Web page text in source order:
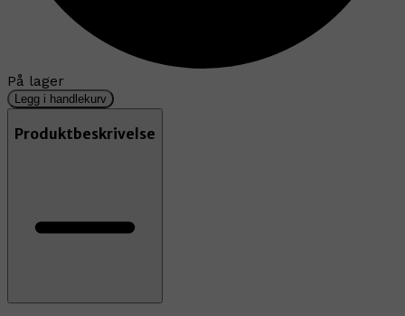
På lager
Legg i handlekurv
Produktbeskrivelse